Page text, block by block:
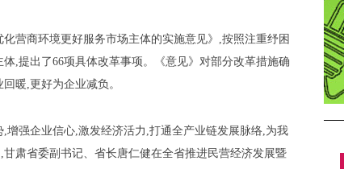
营商环境更好服务市场主体的实施意见》,按照注重纾困
,提出了66项具体改革事项。《意见》对部分改革措施确
暖,更好为企业减负。
增强企业信心,激发经济活力,打通全产业链发展脉络,为我
肃省委副书记、省长唐仁健在全省推进民营经济发展暨